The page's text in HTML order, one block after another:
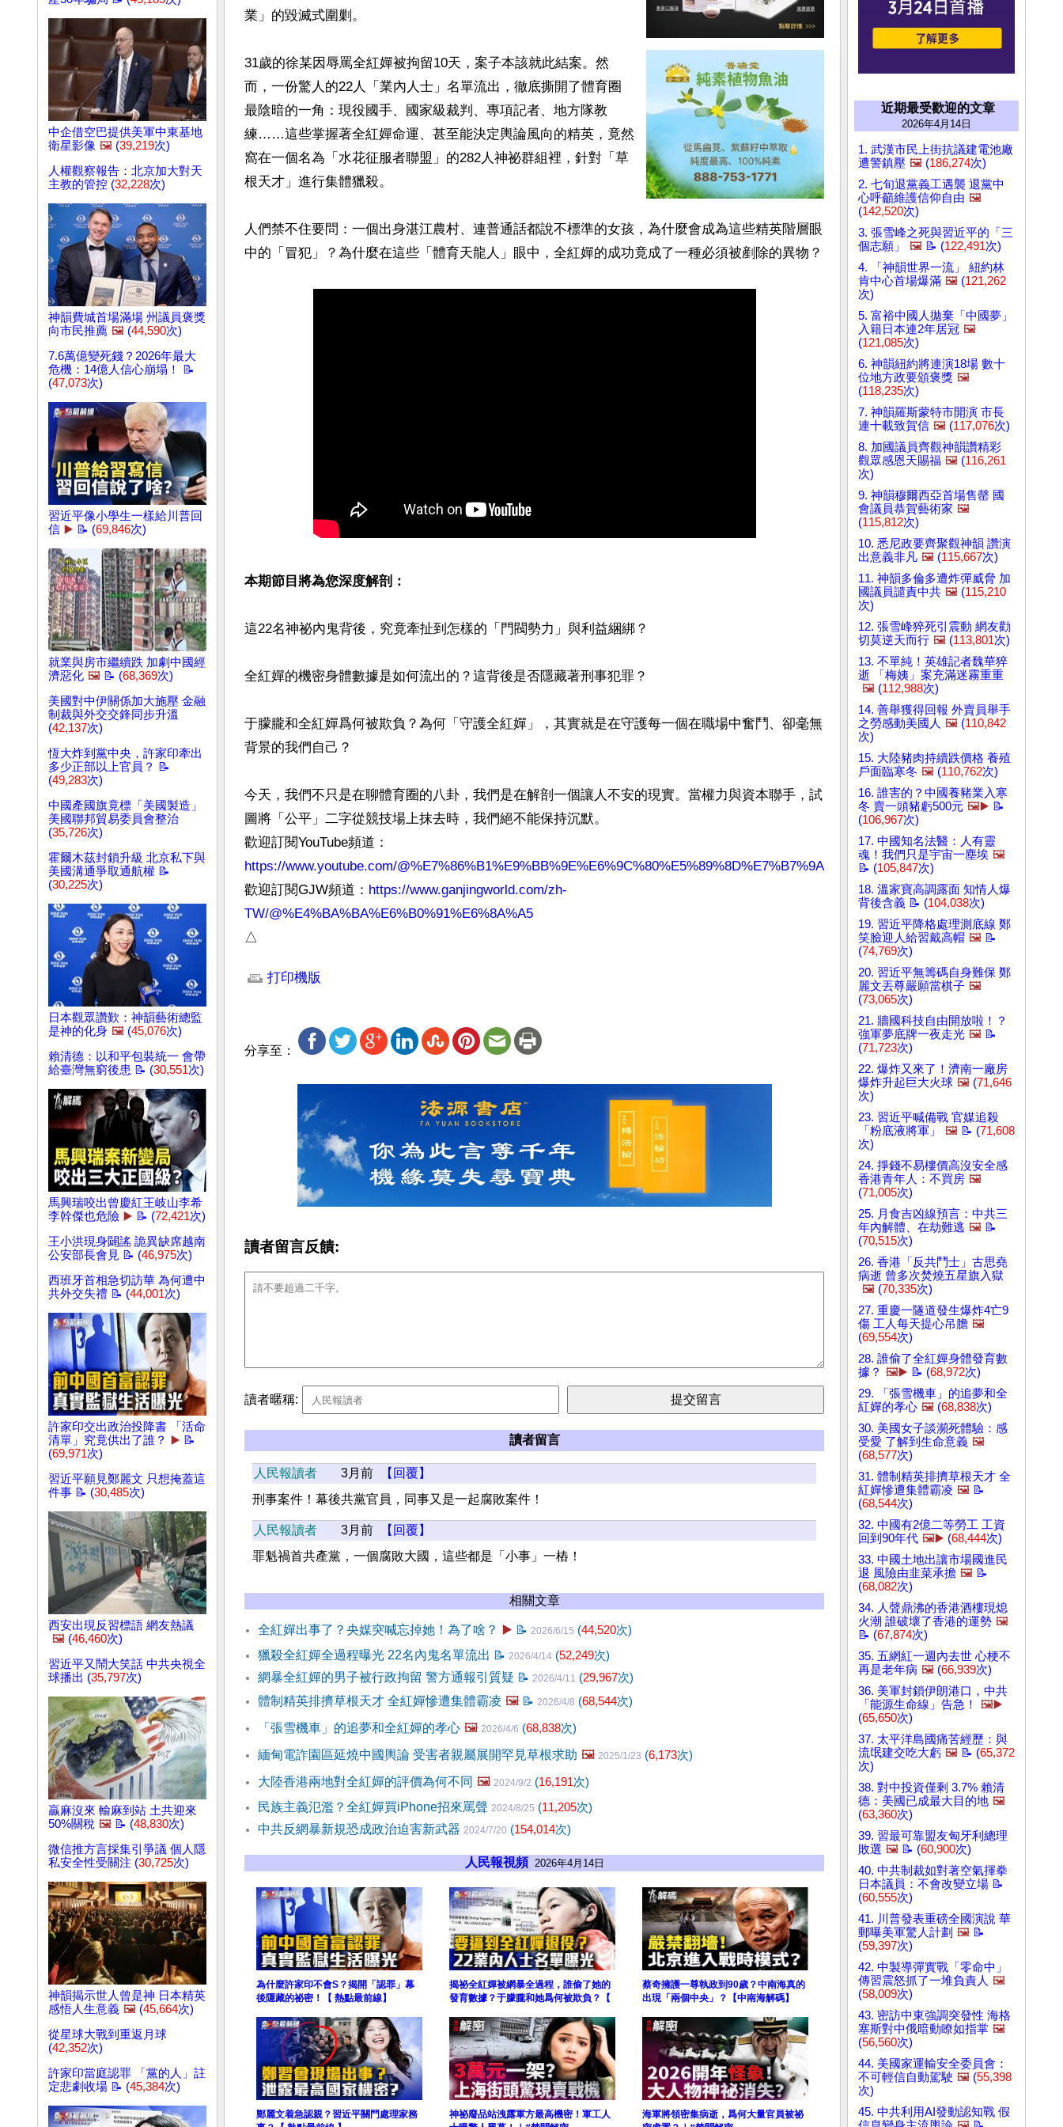
中企借空巴提供美軍中東基地
衛星影像 🖼️ (39,219次)
人權觀察報告：北京加大對天
主教的管控 (32,228次)
神韻費城首場滿場 州議員褒獎
向市民推薦 🖼️ (44,590次)
7.6萬億變死錢？2026年最大
危機：14億人信心崩塌！ 📝
(47,073次)
習近平像小學生一樣給川普回
信 ▶️ 📝 (69,846次)
就業與房市繼續跌 加劇中國經
濟惡化 🖼️ 📝 (68,369次)
美國對中伊關係加大施壓 金融
制裁與外交交鋒同步升溫
(42,137次)
恆大炸到黨中央，許家印牽出
多少正部以上官員？ 📝
(49,283次)
中國產國旗竟標「美國製造」
美國聯邦貿易委員會整治
(35,726次)
霍爾木茲封鎖升級 北京私下與
美國溝通爭取通航權 📝
(30,225次)
日本觀眾讚歎：神韻藝術總監
是神的化身 🖼️ (45,076次)
賴清德：以和平包裝統一 會帶
給臺灣無窮後患 📝 (30,551次)
馬興瑞咬出曾慶紅王岐山李希
李幹傑也危險 ▶️ 📝 (72,421次)
王小洪現身闢謠 詭異缺席越南
公安部長會見 📝 (46,975次)
西班牙首相急切訪華 為何遭中
共外交失禮 📝 (44,001次)
許家印交出政治投降書 「活命
清單」究竟供出了誰？
▶️ 📝
(69,971次)
習近平願見鄭麗文 只想掩蓋這
件事 📝 (30,485次)
西安出現反習標語 網友熱議
🖼️ (46,460次)
習近平又鬧大笑話 中共央視全
球播出 (35,797次)
贏麻沒來 輸麻到站 土共迎來
50%關稅 🖼️ 📝 (48,830次)
微信推方言採集引爭議 個人隱
私安全性受關注 (30,725次)
神韻揭示世人曾是神 日本精英
感悟人生意義 🖼️ (45,664次)
從星球大戰到重返月球
(42,352次)
許家印當庭認罪 「黨的人」註
定悲劇收場 📝 (45,384次)
業」的毀滅式圍剿。
31歲的徐某因辱罵全紅嬋被拘留10天，案子本該就此結案。然
而，一份驚人的22人「業內人士」名單流出，徹底撕開了體育圈
最陰暗的一角：現役國手、國家級裁判、專項記者、地方隊教
練……這些掌握著全紅嬋命運、甚至能決定輿論風向的精英，竟然
窩在一個名為「水花征服者聯盟」的282人神祕群組裡，針對「草
根天才」進行集體獵殺。
人們禁不住要問：一個出身湛江農村、連普通話都說不標準的女孩，為什麼會成為這些精英階層眼
本期節目將為您深度解剖：
這22名神祕內鬼背後，究竟牽扯到怎樣的「門閥勢力」與利益綑綁？
全紅嬋的機密身體數據是如何流出的？這背後是否隱藏著刑事犯罪？
于朦朧和全紅嬋爲何被欺負？為何「守護全紅嬋」，其實就是在守護每一個在職場中奮鬥、卻毫無
背景的我們自己？
今天，我們不只是在聊體育圈的八卦，我們是在解剖一個讓人不安的現實。當權力與資本聯手，試
圖將「公平」二字從競技場上抹去時，我們絕不能保持沉默。
歡迎訂閱YouTube頻道：
https://www.youtube.com/@%E7%86%B1%E9%BB%9E%E6%9C%80%E5%89%8D%E7%B7%9A
歡迎訂閱GJW頻道： https://www.ganjingworld.com/zh-
TW/@%E4%BA%BA%E6%B0%91%E6%8A%A5
△
打印機版
分享至：
讀者留言反饋:
讀者暱稱:
讀者留言
人民報讀者 3月前
【回覆】
刑事案件！幕後共黨官員，同事又是一起腐敗案件！
人民報讀者 3月前
【回覆】
罪魁禍首共產黨，一個腐敗大國，這些都是「小事」一樁！
相關文章
全紅嬋出事了？央媒突喊忘掉她！為了啥？ ▶️ 📝 2026/6/15 (44,520次)
獵殺全紅嬋全過程曝光 22名內鬼名單流出 📝 2026/4/14 (52,249次)
網暴全紅嬋的男子被行政拘留 警方通報引質疑 📝 2026/4/11 (29,967次)
體制精英排擠草根天才 全紅嬋慘遭集體霸凌 🖼️ 📝 2026/4/8 (68,544次)
「張雪機車」的追夢和全紅嬋的孝心 🖼️ 2026/4/6 (68,838次)
緬甸電詐園區延燒中國輿論 受害者親屬展開罕見草根求助 🖼️ 2025/1/23 (6,173次)
大陸香港兩地對全紅嬋的評價為何不同 🖼️ 2024/9/2 (16,191次)
民族主義氾濫？全紅嬋買iPhone招來罵聲 2024/8/25 (11,205次)
中共反網暴新規恐成政治迫害新武器 2024/7/20 (154,014次)
人民報視頻 2026年4月14日
為什麼許家印不會S？揭開「認罪」幕
後隱藏的祕密！【 熱點最前線】
揭祕全紅嬋被網暴全過程，誰偷了她的
發育數據？于朦朧和她爲何被欺負？【
蔡奇擁護一尊執政到90歲？中南海真的
出現「兩個中央」？【中南海解碼】
鄭麗文着急認親？習近平關門處理家務
神祕廢品站洩露軍方最高機密！軍工人
海軍將領密集病逝，爲何大量官員被祕
近期最受歡迎的文章
2026年4月14日
1. 武漢市民上街抗議建電池廠
遭警鎮壓 🖼️ (186,274次)
2. 七旬退黨義工遇襲 退黨中
心呼籲維護信仰自由 🖼️
(142,520次)
3. 張雪峰之死與習近平的「三
個志願」
🖼️ 📝 (122,491次)
4. 「神韻世界一流」 紐約林
肯中心首場爆滿 🖼️ (121,262
次)
5. 富裕中國人拋棄「中國夢」
入籍日本連2年居冠 🖼️
(121,085次)
6. 神韻紐約將連演18場 數十
位地方政要頒褒獎 🖼️
(118,235次)
7. 神韻羅斯蒙特市開演 市長
連十載致賀信 🖼️ (117,076次)
8. 加國議員齊觀神韻讚精彩
觀眾感恩天賜福 🖼️ (116,261
次)
9. 神韻穆爾西亞首場售罄 國
會議員恭賀藝術家 🖼️
(115,812次)
10. 悉尼政要齊聚觀神韻 讚演
出意義非凡 🖼️ (115,667次)
11. 神韻多倫多遭炸彈威脅 加
國議員譴責中共 🖼️ (115,210
次)
12. 張雪峰猝死引震動 網友勸
切莫逆天而行 🖼️ (113,801次)
13. 不單純！英雄記者魏華猝
逝 「梅姨」案充滿迷霧重重
🖼️ (112,988次)
14. 善舉獲得回報 外賣員舉手
之勞感動美國人 🖼️ (110,842
次)
15. 大陸豬肉持續跌價格 養殖
戶面臨寒冬 🖼️ (110,762次)
16. 誰害的？中國養豬業入寒
冬 賣一頭豬虧500元 🖼️▶️ 📝
(106,967次)
17. 中國知名法醫：人有靈
魂！我們只是宇宙一塵埃 🖼️
📝 (105,847次)
18. 溫家寶高調露面 知情人爆
背後含義 📝 (104,038次)
19. 習近平降格處理測底線 鄭
笑臉迎人給習戴高帽 🖼️ 📝
(74,769次)
20. 習近平無籌碼自身難保 鄭
麗文丟尊嚴願當棋子 🖼️
(73,065次)
21. 牆國科技自由開放啦！？
強軍夢底牌一夜走光 🖼️ 📝
(71,723次)
22. 爆炸又來了！濟南一廠房
爆炸升起巨大火球 🖼️ (71,646
次)
23. 習近平喊備戰 官媒追殺
「粉底液將軍」
🖼️ 📝 (71,608
次)
24. 掙錢不易樓價高沒安全感
香港青年人：不買房 🖼️
(71,005次)
25. 月食吉凶線預言：中共三
年內解體、在劫難逃 🖼️ 📝
(70,515次)
26. 香港「反共鬥士」古思堯
病逝 曾多次焚燒五星旗入獄
🖼️ (70,335次)
27. 重慶一隧道發生爆炸4亡9
傷 工人每天提心吊膽 🖼️
(69,554次)
28. 誰偷了全紅嬋身體發育數
據？ 🖼️▶️ 📝 (68,972次)
29. 「張雪機車」的追夢和全
紅嬋的孝心 🖼️ (68,838次)
30. 美國女子談瀕死體驗：感
受愛 了解到生命意義 🖼️
(68,577次)
31. 體制精英排擠草根天才 全
紅嬋慘遭集體霸凌 🖼️ 📝
(68,544次)
32. 中國有2億二等勞工 工資
回到90年代 🖼️▶️ (68,444次)
33. 中國土地出讓市場國進民
退 風險由韭菜承擔 🖼️ 📝
(68,082次)
34. 人聲鼎沸的香港酒樓現熄
火潮 誰破壞了香港的運勢 🖼️
📝 (67,874次)
35. 五網紅一週內去世 心梗不
再是老年病 🖼️ (66,939次)
36. 美軍封鎖伊朗港口，中共
「能源生命線」告急！
🖼️▶️
(65,650次)
37. 太平洋島國痛苦經歷：與
流氓建交吃大虧 🖼️ 📝 (65,372
次)
38. 對中投資僅剩 3.7% 賴清
德：美國已成最大目的地 🖼️
(63,360次)
39. 習最可靠盟友匈牙利總理
敗選 🖼️ 📝 (60,900次)
40. 中共制裁如對著空氣揮拳
日本議員：不會改變立場 📝
(60,555次)
41. 川普發表重磅全國演說 華
郵曝美軍驚人計劃 🖼️ 📝
(59,397次)
42. 中製導彈實戰「零命中」
傳習震怒抓了一堆負責人 🖼️
(58,009次)
43. 密訪中東強調突發性 海格
塞斯對中俄暗動瞭如指掌 🖼️
(56,560次)
44. 美國家運輸安全委員會：
不可輕信自動駕駛 🖼️ (55,398
次)
45. 中共利用AI發動認知戰 假